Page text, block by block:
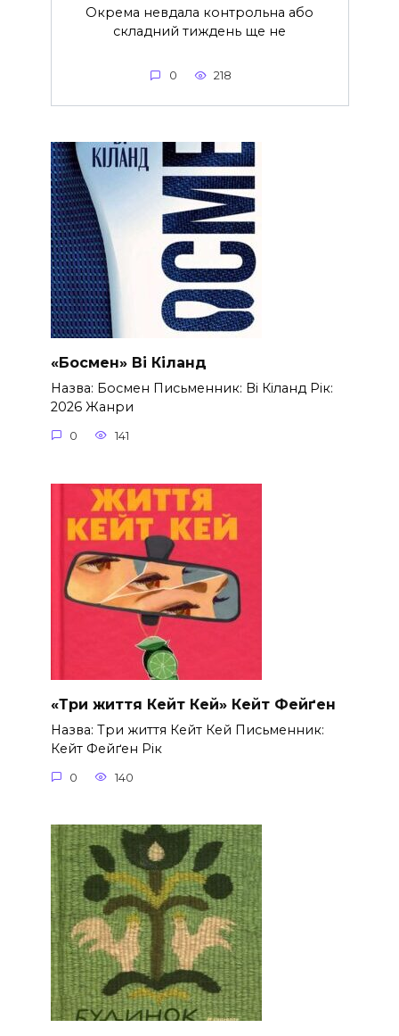
Окрема невдала контрольна або
складний тиждень ще не
0 218
«Босмен» Ві Кіланд
Назва: Босмен Письменник: Ві Кіланд Рік:
2026 Жанри
0 141
«Три життя Кейт Кей» Кейт Фейґен
Назва: Три життя Кейт Кей Письменник:
Кейт Фейґен Рік
0 140